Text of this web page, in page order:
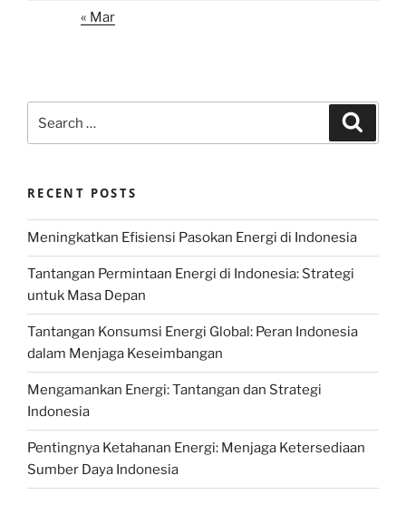
« Mar
for:
RECENT POSTS
Meningkatkan Efisiensi Pasokan Energi di Indonesia
Tantangan Permintaan Energi di Indonesia: Strategi
untuk Masa Depan
Tantangan Konsumsi Energi Global: Peran Indonesia
dalam Menjaga Keseimbangan
Mengamankan Energi: Tantangan dan Strategi
Indonesia
Pentingnya Ketahanan Energi: Menjaga Ketersediaan
Sumber Daya Indonesia